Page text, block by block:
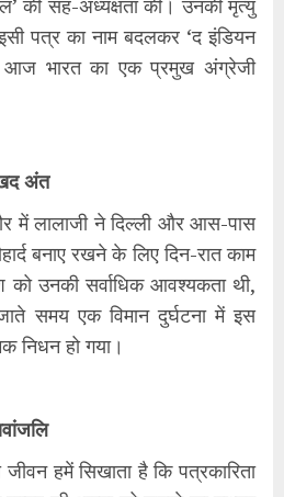
पत्र का नाम बदलकर ‘द इंडियन
आज भारत का एक प्रमुख अंग्रेजी
अंत
में लालाजी ने दिल्ली और आस-पास
बनाए रखने के लिए दिन-रात काम
को उनकी सर्वाधिक आवश्यकता थी,
समय एक विमान दुर्घटना में इस
निधन हो गया।
हमें सिखाता है कि पत्रकारिता